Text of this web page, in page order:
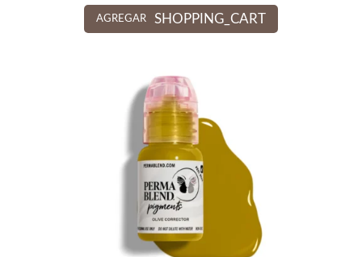
AGREGAR SHOPPING_CART